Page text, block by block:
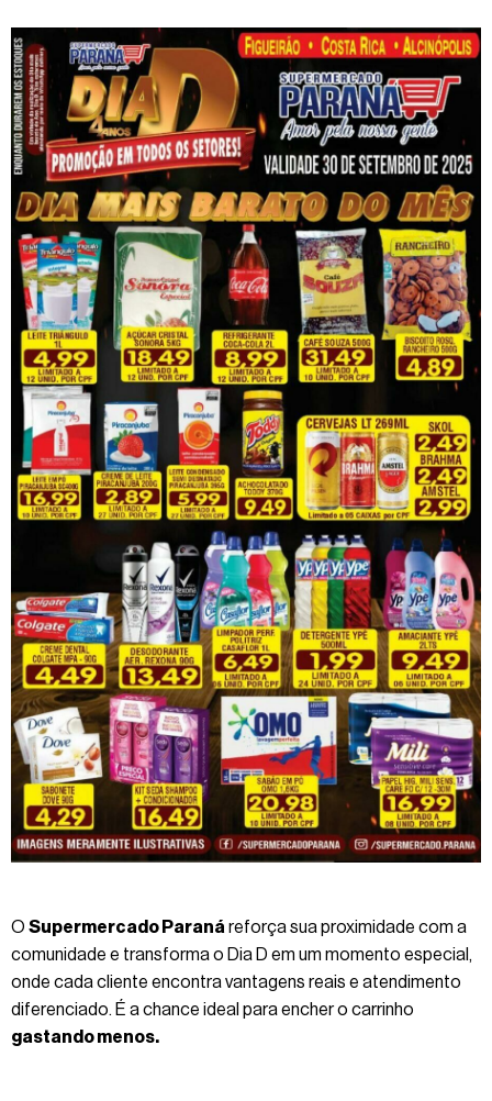
O Supermercado Paranáreforça sua proximidade com a
comunidade e transforma o Dia D em um momento especial,
onde cada cliente encontra vantagens reais e atendimento
diferenciado. É a chance ideal para encher o carrinho
gastando menos.